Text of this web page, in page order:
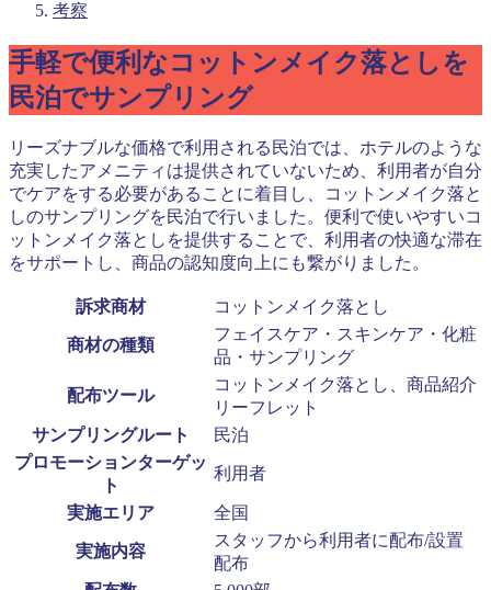
考察
手軽で便利なコットンメイク落としを
民泊でサンプリング
リーズナブルな価格で利用される民泊では、ホテルのような
充実したアメニティは提供されていないため、利用者が自分
でケアをする必要があることに着目し、コットンメイク落と
しのサンプリングを民泊で行いました。便利で使いやすいコ
ットンメイク落としを提供することで、利用者の快適な滞在
をサポートし、商品の認知度向上にも繋がりました。
訴求商材 コットンメイク落とし
商材の種類
フェイスケア・スキンケア・化粧
品・サンプリング
配布ツール
コットンメイク落とし、商品紹介
リーフレット
サンプリングルート
民泊
プロモーションターゲッ
ト
利用者
実施エリア 全国
実施内容
スタッフから利用者に配布/設置
配布